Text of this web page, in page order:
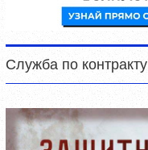
Служба по контракту